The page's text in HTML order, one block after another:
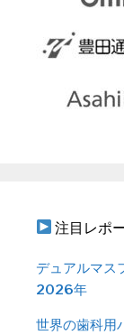
注目レポ
デュアルマス
2026年
世界の歯科用